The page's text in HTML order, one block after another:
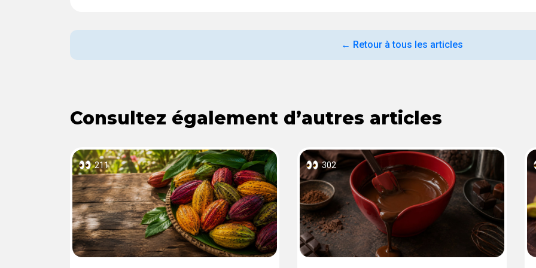
← Retour à tous les articles
Consultez également d’autres articles
211 302